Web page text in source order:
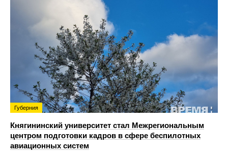
Губерния
Княгининский университет стал Межрегиональным
центром подготовки кадров в сфере беспилотных
авиационных систем